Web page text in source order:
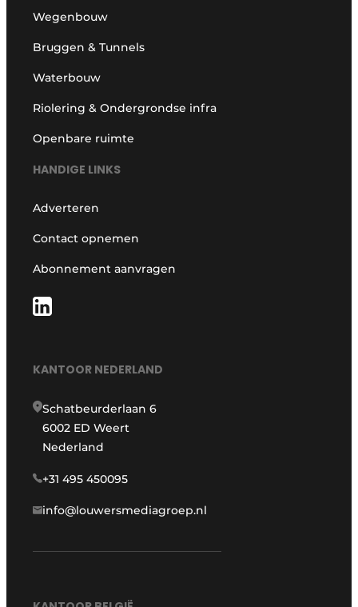
Wegenbouw
Bruggen & Tunnels
Waterbouw
Riolering & Ondergrondse infra
Openbare ruimte
HANDIGE LINKS
Adverteren
Contact opnemen
Abonnement aanvragen
KANTOOR NEDERLAND
Schatbeurderlaan 6
6002 ED Weert
Nederland
+31 495 450095
info@louwersmediagroep.nl